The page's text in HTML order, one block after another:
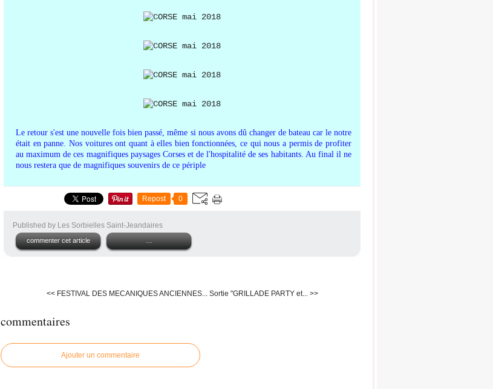
Le retour s'est une nouvelle fois bien passé, même si nous avons dû changer de bateau car le notre
était en panne. Nos voitures ont quant à elles bien fonctionnées, ce qui nous a permis de profiter
au maximum de ces magnifiques paysages Corses et de l'hospitalité de ses habitants. Au final il ne
nous restera que de magnifiques souvenirs de ce périple
Repost 0
Published by Les Sorbielles Saint-Jeandaires
commenter cet article …
<< FESTIVAL DES MECANIQUES ANCIENNES... Sortie "GRILLADE PARTY et... >>
commentaires
Ajouter un commentaire